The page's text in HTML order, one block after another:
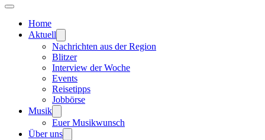
Home
Aktuell
Nachrichten aus der Region
Blitzer
Interview der Woche
Events
Reisetipps
Jobbörse
Musik
Euer Musikwunsch
Über uns